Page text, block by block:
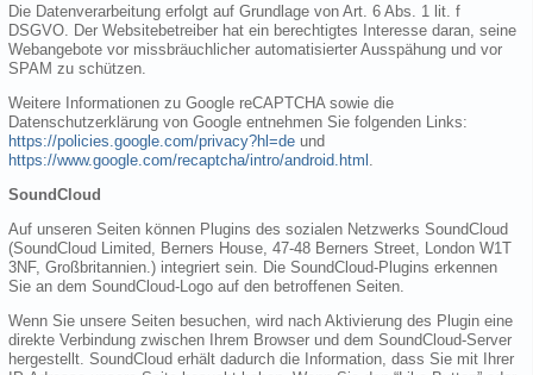
Die Datenverarbeitung erfolgt auf Grundlage von Art. 6 Abs. 1 lit. f
DSGVO. Der Websitebetreiber hat ein berechtigtes Interesse daran, seine
Webangebote vor missbräuchlicher automatisierter Ausspähung und vor
SPAM zu schützen.
Weitere Informationen zu Google reCAPTCHA sowie die
Datenschutzerklärung von Google entnehmen Sie folgenden Links:
https://policies.google.com/privacy?hl=de und
https://www.google.com/recaptcha/intro/android.html
SoundCloud
Auf unseren Seiten können Plugins des sozialen Netzwerks SoundCloud
(SoundCloud Limited, Berners House, 47-48 Berners Street, London W1T
3NF, Großbritannien.) integriert sein. Die SoundCloud-Plugins erkennen
Sie an dem SoundCloud-Logo auf den betroffenen Seiten.
Wenn Sie unsere Seiten besuchen, wird nach Aktivierung des Plugin eine
direkte Verbindung zwischen Ihrem Browser und dem SoundCloud-Server
hergestellt. SoundCloud erhält dadurch die Information, dass Sie mit Ihrer